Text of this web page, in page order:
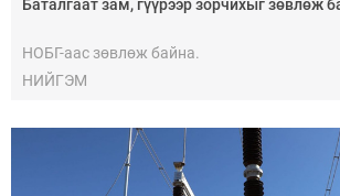
Баталгаат зам, гүүрээр зорчихыг зөвлөж
НОБГ-аас зөвлөж байна.
НИЙГЭМ